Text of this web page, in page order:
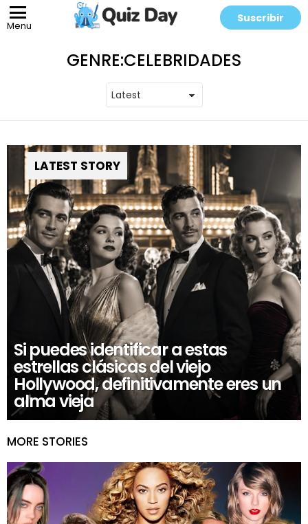
Menu
Suscribir
GENRE:CELEBRIDADES
LATEST STORY
Si puedes identificar a estas
estrellas clásicas del viejo
Hollywood, definitivamente eres un
alma vieja
MORE STORIES